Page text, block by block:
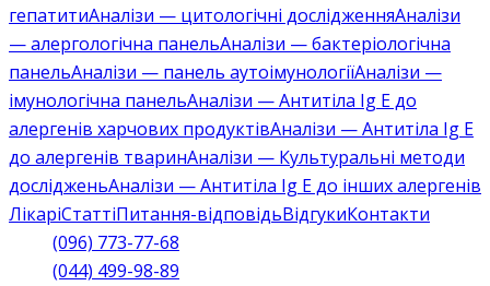
гепатитиАналізи — цитологічні дослідженняАналізи
— алергологічна панельАналізи — бактеріологічна
панельАналізи — панель аутоімунологіїАналізи —
імунологічна панельАналізи — Антитіла Ig E до
алергенів харчових продуктівАналізи — Антитіла Ig E
до алергенів тваринАналізи — Культуральні методи
дослідженьАналізи — Антитіла Ig E до інших алергенів
ЛікаріСтаттіПитання-відповідьВідгукиКонтакти
(096) 773-77-68
(044) 499-98-89